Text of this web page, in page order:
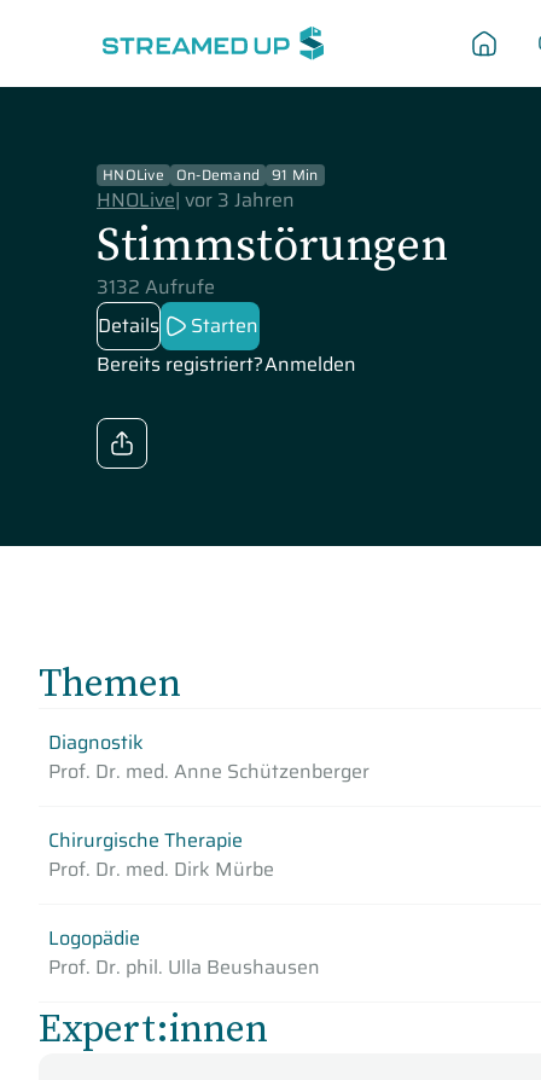
HNOLive On-Demand 91 Min
HNOLive| vor 3 Jahren
Stimmstörungen
3132 Aufrufe
Details
Starten
Bereits registriert?Anmelden
Themen
Diagnostik
Prof. Dr. med. Anne Schützenberger
Chirurgische Therapie
Prof. Dr. med. Dirk Mürbe
Logopädie
Prof. Dr. phil. Ulla Beushausen
Expert:innen